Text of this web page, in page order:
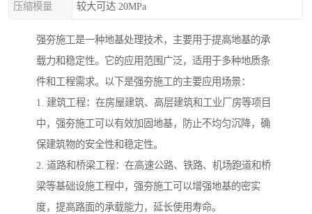
压缩模量 较大可达 20MPa
强夯施工是一种地基处理技术，主要用于提高地基的承
载力和稳定性。它的应用范围广泛，适用于多种地质条
件和工程需求。以下是强夯施工的主要应用场景：
1. 建筑工程：在房屋建筑、高层建筑和工业厂房等项目
中，强夯施工可以有效加固地基，防止不均匀沉降，确
保建筑物的安全性和稳定性。
2. 道路和桥梁工程：在高速公路、铁路、机场跑道和桥
梁等基础设施工程中，强夯施工可以增强地基的密实
度，提高路面的承载能力，延长使用寿命。